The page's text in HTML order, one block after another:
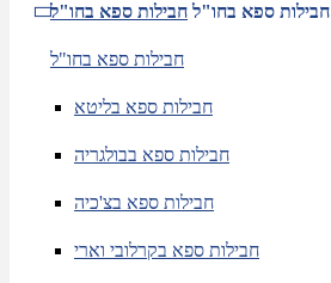
חבילות ספא בחו"ל חבילות ספא בחו"ל
חבילות ספא בחו"ל
חבילות ספא בליטא
חבילות ספא בבולגריה
חבילות ספא בצ'כיה
חבילות ספא בקרלובי וארי